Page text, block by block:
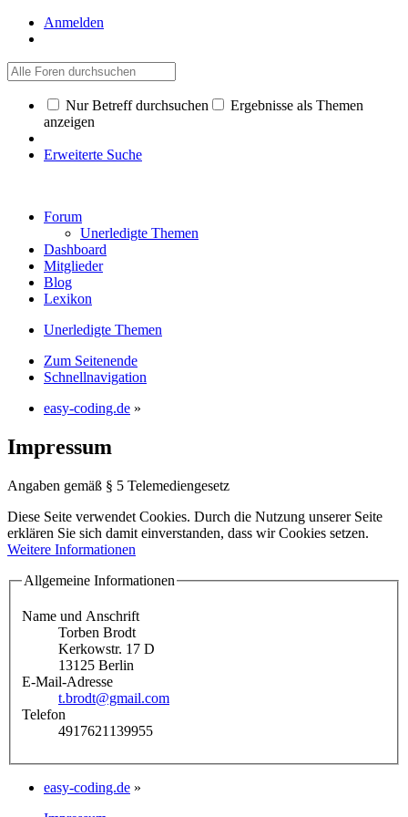
Anmelden
Nur Betreff durchsuchen
Ergebnisse als Themen
anzeigen
Erweiterte Suche
Forum
Unerledigte Themen
Dashboard
Mitglieder
Blog
Lexikon
Unerledigte Themen
Zum Seitenende
Schnellnavigation
easy-coding.de »
Impressum
Angaben gemäß § 5 Telemediengesetz
Diese Seite verwendet Cookies. Durch die Nutzung unserer Seite
erklären Sie sich damit einverstanden, dass wir Cookies setzen.
Weitere Informationen
Allgemeine Informationen
Name und Anschrift
Torben Brodt
Kerkowstr. 17 D
13125 Berlin
E-Mail-Adresse
t.brodt@gmail.com
Telefon
4917621139955
easy-coding.de »